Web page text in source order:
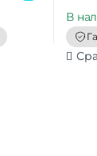
o
В